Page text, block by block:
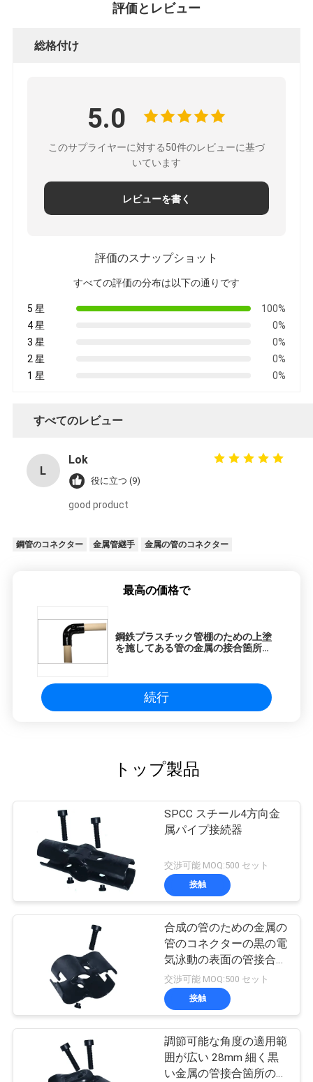
評価とレビュー
総格付け
5.0
このサプライヤーに対する50件のレビューに基づ
いています
レビューを書く
評価のスナップショット
すべての評価の分布は以下の通りです
5 星
100%
4 星
0%
3 星
0%
2 星
0%
1 星
0%
すべてのレビュー
L
Lok
役に立つ (9)
good product
鋼管のコネクター 金属管継手 金属の管のコネクター
最高の価格で
鋼鉄プラスチック管棚のための上塗
を施してある管の金属の接合箇所、
続行
トップ製品
SPCC スチール4方向金
属パイプ接続器
交渉可能 MOQ:500 セット
接触
合成の管のための金属の
管のコネクターの黒の電
気泳動の表面の管接合箇
所
交渉可能 MOQ:500 セット
接触
調節可能な角度の適用範
囲が広い 28mm 細く黒
い金属の管接合箇所のコ